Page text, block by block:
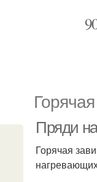
Пряди
Горячая